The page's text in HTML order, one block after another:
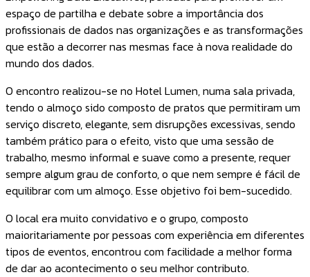
espaço de partilha e debate sobre a importância dos
profissionais de dados nas organizações e as transformações
que estão a decorrer nas mesmas face à nova realidade do
mundo dos dados.
O encontro realizou-se no Hotel Lumen, numa sala privada,
tendo o almoço sido composto de pratos que permitiram um
serviço discreto, elegante, sem disrupções excessivas, sendo
também prático para o efeito, visto que uma sessão de
trabalho, mesmo informal e suave como a presente, requer
sempre algum grau de conforto, o que nem sempre é fácil de
equilibrar com um almoço. Esse objetivo foi bem-sucedido.
O local era muito convidativo e o grupo, composto
maioritariamente por pessoas com experiência em diferentes
tipos de eventos, encontrou com facilidade a melhor forma
de dar ao acontecimento o seu melhor contributo.